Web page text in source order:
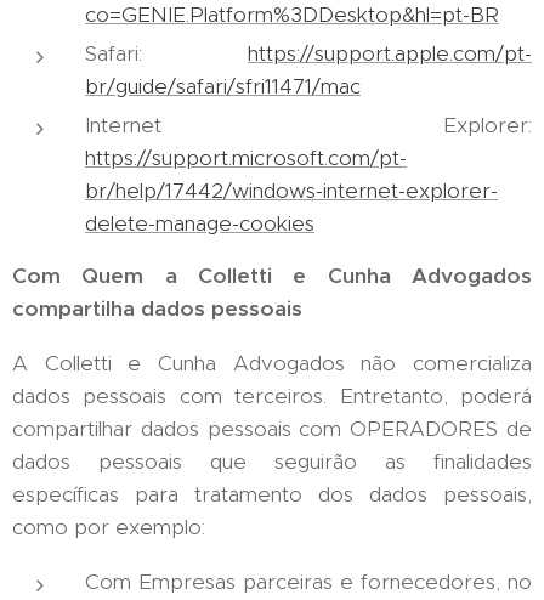
co=GENIE.Platform%3DDesktop&hl=pt-BR
Safari: https://support.apple.com/pt-
br/guide/safari/sfri11471/mac
Internet Explorer:
https://support.microsoft.com/pt-
br/help/17442/windows-internet-explorer-
delete-manage-cookies
Com Quem a Colletti e Cunha Advogados
compartilha dados pessoais
A Colletti e Cunha Advogados não comercializa
dados pessoais com terceiros. Entretanto, poderá
compartilhar dados pessoais com OPERADORES de
dados pessoais que seguirão as finalidades
específicas para tratamento dos dados pessoais,
como por exemplo:
Com Empresas parceiras e fornecedores, no